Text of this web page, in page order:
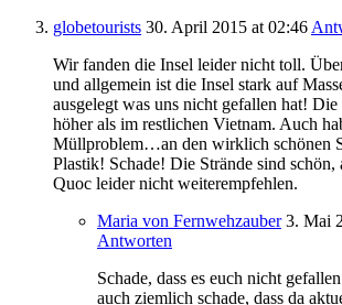
globetourists 30. April 2015 at 02:46
Wir fanden die Insel leider nicht toll.
und allgemein ist die Insel stark auf
ausgelegt was uns nicht gefallen hat! Die
höher als im restlichen Vietnam. Auch
Müllproblem…an den wirklich schönen
Plastik! Schade! Die Strände sind
Quoc leider nicht weiterempfehlen.
Maria von Fernwehzauber 3. Mai
Antworten
Schade, dass es euch nicht
auch ziemlich schade, dass da